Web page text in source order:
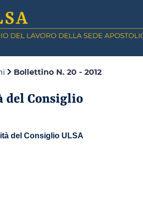
Bollettino N. 20 - 2012
Consiglio
del Consiglio ULSA